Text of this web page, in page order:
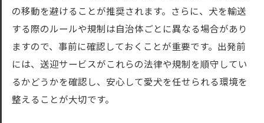
の移動を避けることが推奨されます。さらに、犬を輸送
する際のルールや規制は自治体ごとに異なる場合があり
ますので、事前に確認しておくことが重要です。出発前
には、送迎サービスがこれらの法律や規制を順守してい
るかどうかを確認し、安心して愛犬を任せられる環境を
整えることが大切です。